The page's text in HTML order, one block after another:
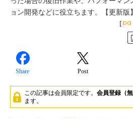
ョン開発などに役立ちます。【更新版】
[
Share Post
この記事は会員限定です。 会員登録（無
ます。